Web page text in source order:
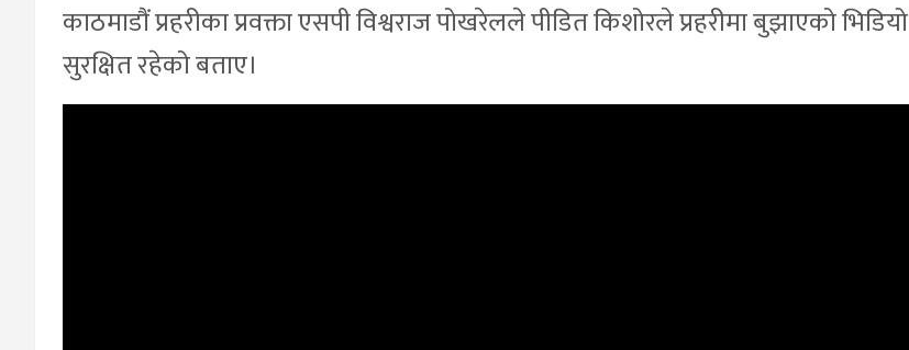
काठमाडौं प्रहरीका प्रवक्ता एसपी विश्वराज पोखरेलले पीडित किशोरले प्रहरीमा बुझाएको भिडियो
सुरक्षित रहेको बताए।